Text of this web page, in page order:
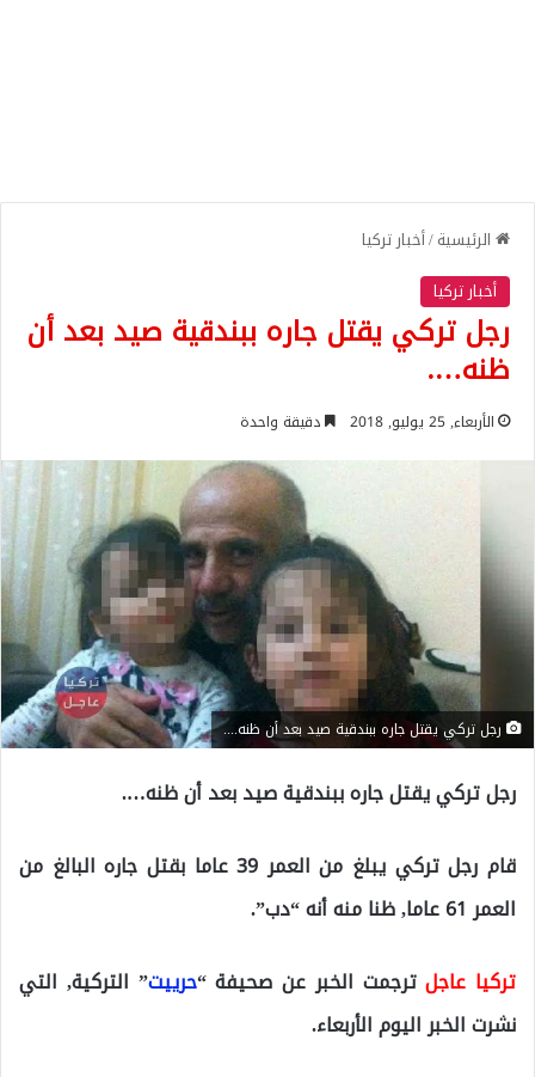
الرئيسية/أخبار تركيا
أخبار تركيا
رجل تركي يقتل جاره ببندقية صيد بعد أن
ظنه….
الأربعاء, 25 يوليو, 2018 دقيقة واحدة
رجل تركي يقتل جاره ببندقية صيد بعد أن ظنه....
رجل تركي يقتل جاره ببندقية صيد بعد أن ظنه….
قام رجل تركي يبلغ من العمر 39 عاما بقتل جاره البالغ من
العمر 61 عاما, ظنا منه أنه “دب”.
تركيا عاجلترجمت الخبر عن صحيفة “حرييت” التركية, التي
نشرت الخبر اليوم الأربعاء.